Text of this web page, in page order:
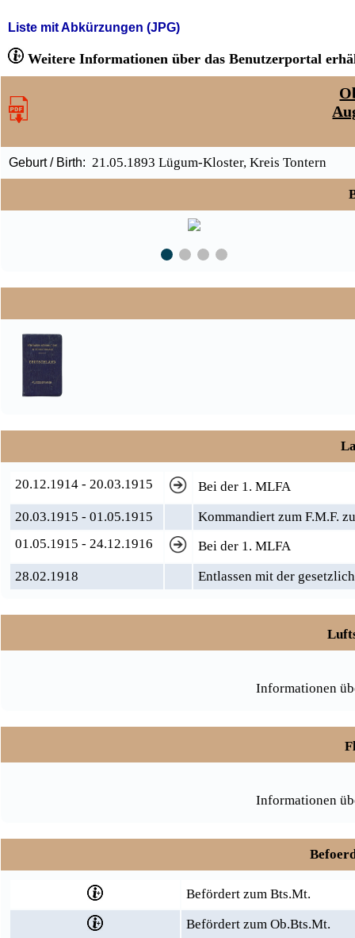
Liste mit Abkürzungen (JPG)
Weitere Informationen über das Benutzerportal
Geburt / Birth: 21.05.1893 Lügum-Kloster, Kreis Tontern
20.12.1914 - 20.03.1915
Bei der 1. MLFA
20.03.1915 - 01.05.1915
Kommandiert zum F.M.F.
01.05.1915 - 24.12.1916
Bei der 1. MLFA
28.02.1918
Entlassen mit der
Informationen
Informationen
Befördert zum Bts.Mt.
Befördert zum Ob.Bts.Mt.